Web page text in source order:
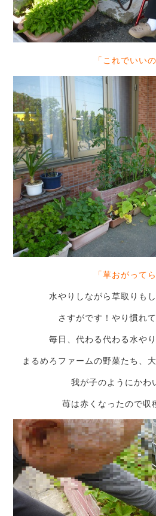
「これでいいの
「草おがってら
水やりしながら草取りも
さすがです！やり慣れ
毎日、代わる代わる水や
まるめろファームの野菜たち、
我が子のようにかわ
苺は赤くなったので収